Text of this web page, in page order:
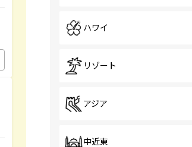
ハワイ
リゾート
アジア
中近東